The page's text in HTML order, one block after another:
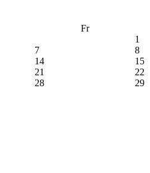
Fr
1
7 8
14 15
21 22
28 29